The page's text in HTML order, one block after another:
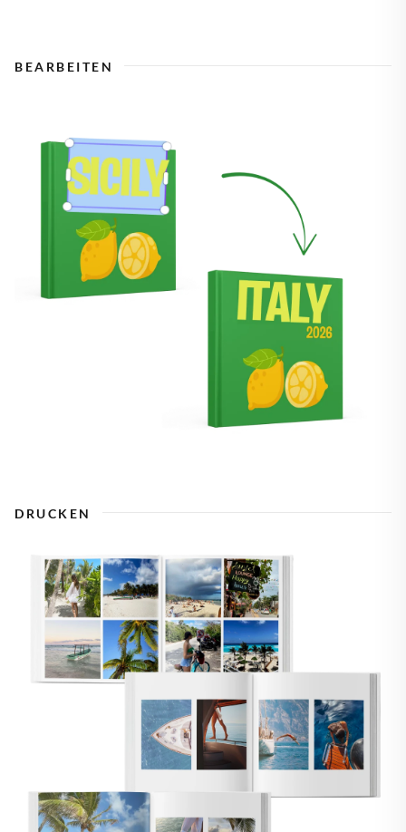
BEARBEITEN
DRUCKEN